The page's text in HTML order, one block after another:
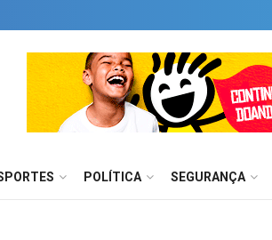
POLÍTICA SEGURANÇA